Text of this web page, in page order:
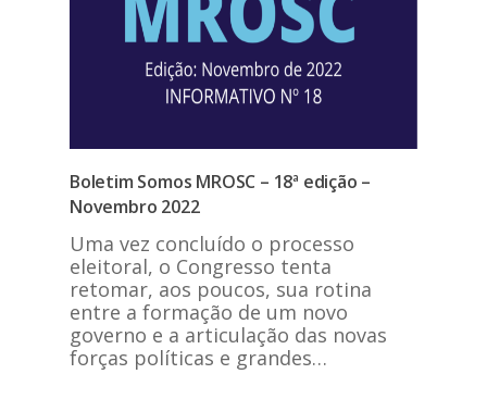
Boletim Somos MROSC – 18ª edição –
Novembro 2022
Uma vez concluído o processo
eleitoral, o Congresso tenta
retomar, aos poucos, sua rotina
entre a formação de um novo
governo e a articulação das novas
forças políticas e grandes…